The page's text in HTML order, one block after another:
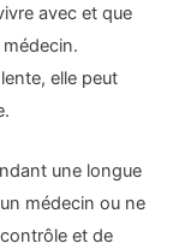
avec et que
elle peut
une longue
médecin ou ne
et de